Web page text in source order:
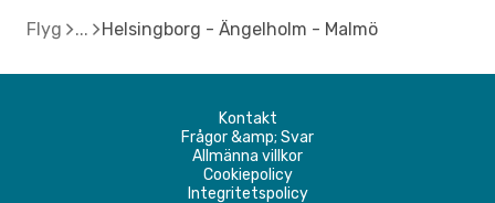
Flyg Helsingborg - Ängelholm - Malmö
Kontakt
Frågor &amp; Svar
Allmänna villkor
Cookiepolicy
Integritetspolicy